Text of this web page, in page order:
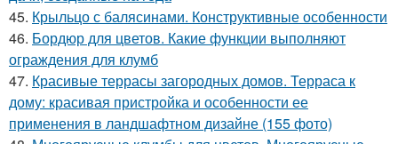
45. Крыльцо с балясинами. Конструктивные особенности
46. Бордюр для цветов. Какие функции выполняют
ограждения для клумб
47. Красивые террасы загородных домов. Терраса к
дому: красивая пристройка и особенности ее
применения в ландшафтном дизайне (155 фото)